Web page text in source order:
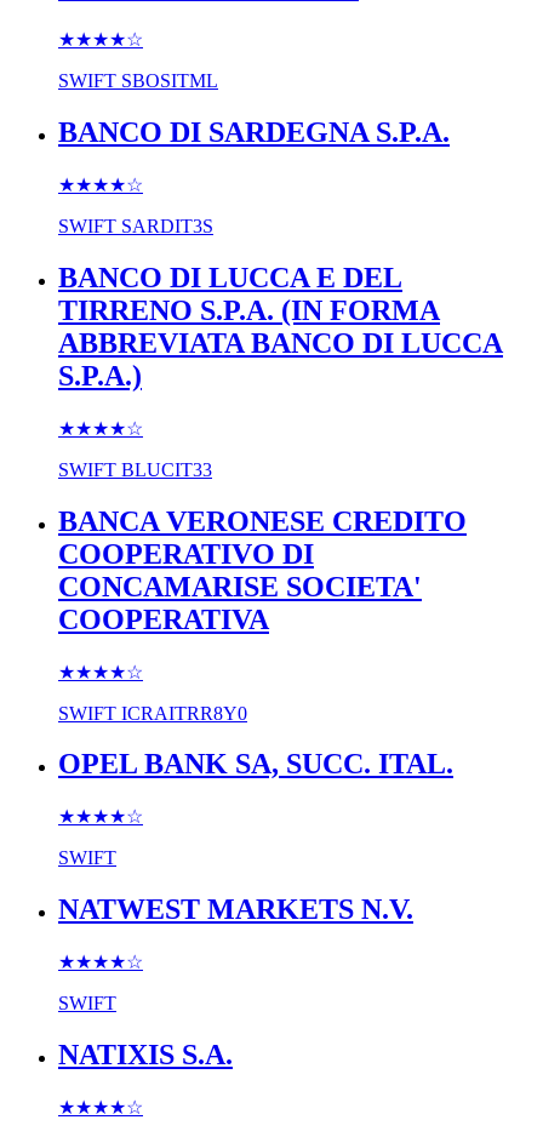
★★★★☆
SWIFT SBOSITML
BANCO DI SARDEGNA S.P.A.
★★★★☆
SWIFT SARDIT3S
BANCO DI LUCCA E DEL
TIRRENO S.P.A. (IN FORMA
ABBREVIATA BANCO DI LUCCA
S.P.A.)
★★★★☆
SWIFT BLUCIT33
BANCA VERONESE CREDITO
COOPERATIVO DI
CONCAMARISE SOCIETA'
COOPERATIVA
★★★★☆
SWIFT ICRAITRR8Y0
OPEL BANK SA, SUCC. ITAL.
★★★★☆
SWIFT
NATWEST MARKETS N.V.
★★★★☆
SWIFT
NATIXIS S.A.
★★★★☆